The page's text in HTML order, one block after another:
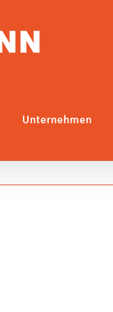
Unternehmen